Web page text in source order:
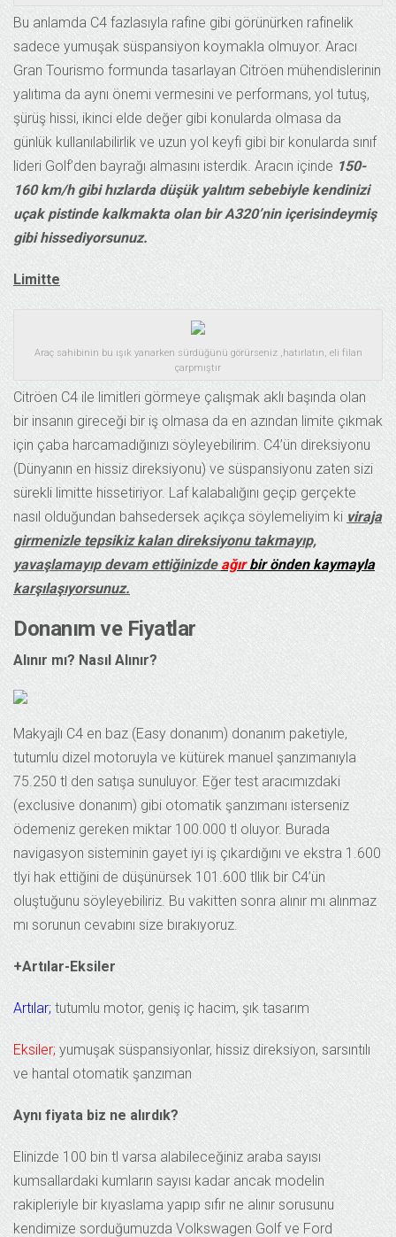
Bu anlamda C4 fazlasıyla rafine gibi görünürken rafinelik
sadece yumuşak süspansiyon koymakla olmuyor. Aracı
Gran Tourismo formunda tasarlayan Citröen mühendislerinin
yalıtıma da aynı önemi vermesini ve performans, yol tutuş,
şürüş hissi, ikinci elde değer gibi konularda olmasa da
günlük kullanılabilirlik ve uzun yol keyfi gibi bir konularda sınıf
lideri Golf’den bayrağı almasını isterdik. Aracın içinde 150-
160 km/h gibi hızlarda düşük yalıtım sebebiyle kendinizi
uçak pistinde kalkmakta olan bir A320’nin içerisindeymiş
gibi hissediyorsunuz.
Limitte
Araç sahibinin bu ışık yanarken sürdüğünü görürseniz ,hatırlatın, eli filan
çarpmıştır
Citröen C4 ile limitleri görmeye çalışmak aklı başında olan
bir insanın gireceği bir iş olmasa da en azından limite çıkmak
için çaba harcamadığınızı söyleyebilirim. C4’ün direksiyonu
(Dünyanın en hissiz direksiyonu) ve süspansiyonu zaten sizi
sürekli limitte hissetiriyor. Laf kalabalığını geçip gerçekte
nasıl olduğundan bahsedersek açıkça söylemeliyim ki viraja
girmenizle tepsikiz kalan direksiyonu takmayıp,
yavaşlamayıp devam ettiğinizde ağırbir önden kaymayla
karşılaşıyorsunuz.
Donanım ve Fiyatlar
Alınır mı? Nasıl Alınır?
Makyajlı C4 en baz (Easy donanım) donanım paketiyle,
tutumlu dizel motoruyla ve kütürek manuel şanzımanıyla
75.250 tl den satışa sunuluyor. Eğer test aracımızdaki
(exclusive donanım) gibi otomatik şanzımanı isterseniz
ödemeniz gereken miktar 100.000 tl oluyor. Burada
navigasyon sisteminin gayet iyi iş çıkardığını ve ekstra 1.600
tlyi hak ettiğini de düşünürsek 101.600 tllik bir C4’ün
oluştuğunu söyleyebiliriz. Bu vakitten sonra alınır mı alınmaz
mı sorunun cevabını size bırakıyoruz.
+Artılar-Eksiler
Artılar; tutumlu motor, geniş iç hacim, şık tasarım
Eksiler; yumuşak süspansiyonlar, hissiz direksiyon, sarsıntılı
ve hantal otomatik şanzıman
Aynı fiyata biz ne alırdık?
Elinizde 100 bin tl varsa alabileceğiniz araba sayısı
kumsallardaki kumların sayısı kadar ancak modelin
rakipleriyle bir kıyaslama yapıp sıfır ne alınır sorusunu
kendimize sorduğumuzda Volkswagen Golf ve Ford